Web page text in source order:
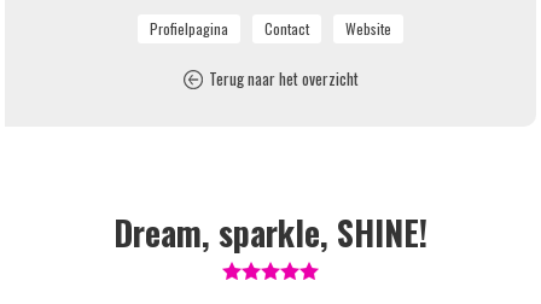
Terug naar het overzicht
Dream, sparkle, SHINE!